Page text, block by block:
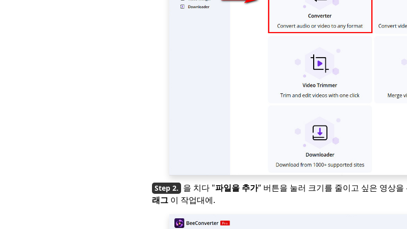
을 치다 "파일을 추가” 버튼을 눌러 크기를 줄이고 싶은 영상
래그 이 작업대에.